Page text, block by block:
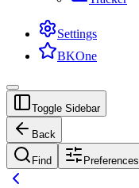
Settings
BKOne
Toggle Sidebar
Back
Find Preferences